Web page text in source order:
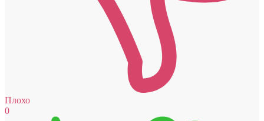
Плохо
0